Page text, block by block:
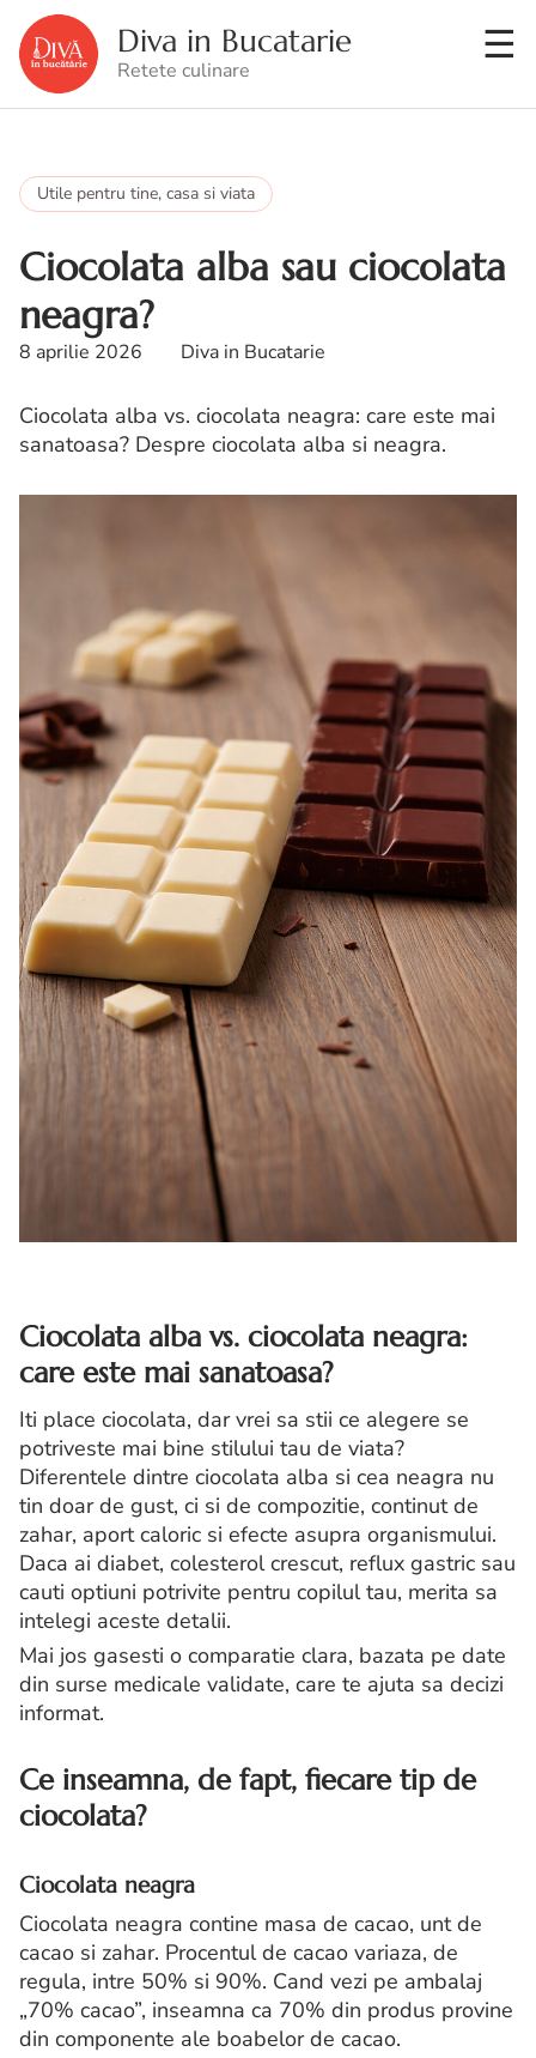
Diva in Bucatarie
Retete culinare
Utile pentru tine, casa si viata
Ciocolata alba sau ciocolata
neagra?
8 aprilie 2026 Diva in Bucatarie
Ciocolata alba vs. ciocolata neagra: care este mai
sanatoasa? Despre ciocolata alba si neagra.
Ciocolata alba vs. ciocolata neagra:
care este mai sanatoasa?
Iti place ciocolata, dar vrei sa stii ce alegere se
potriveste mai bine stilului tau de viata?
Diferentele dintre ciocolata alba si cea neagra nu
tin doar de gust, ci si de compozitie, continut de
zahar, aport caloric si efecte asupra organismului.
Daca ai diabet, colesterol crescut, reflux gastric sau
cauti optiuni potrivite pentru copilul tau, merita sa
intelegi aceste detalii.
Mai jos gasesti o comparatie clara, bazata pe date
din surse medicale validate, care te ajuta sa decizi
informat.
Ce inseamna, de fapt, fiecare tip de
ciocolata?
Ciocolata neagra
Ciocolata neagra contine masa de cacao, unt de
cacao si zahar. Procentul de cacao variaza, de
regula, intre 50% si 90%. Cand vezi pe ambalaj
„70% cacao”, inseamna ca 70% din produs provine
din componente ale boabelor de cacao.